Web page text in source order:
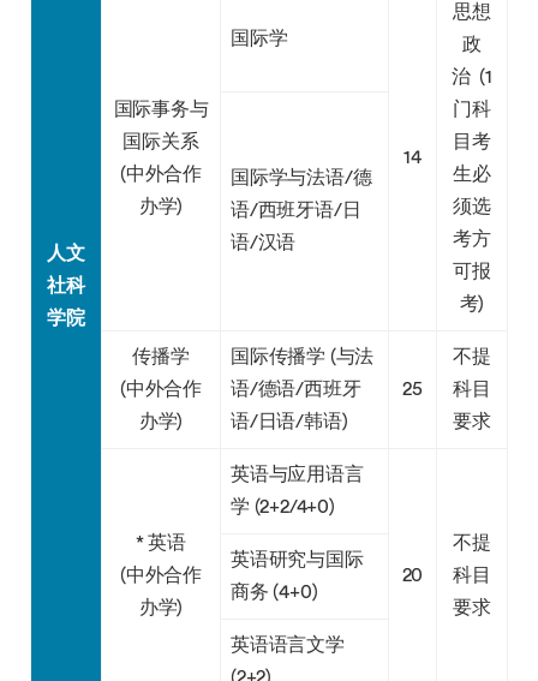
人文
社科
学院
国际事务与
国际关系
(中外合作
办学)
国际学
14
思想
政
治 (1
门科
目考
生必
须选
考方
可报
考)
国际学与法语/德
语/西班牙语/日
语/汉语
传播学
(中外合作
办学)
国际传播学 (与法
语/德语/西班牙
语/日语/韩语)
25
不提
科目
要求
* 英语
(中外合作
办学)
英语与应用语言
学 (2+2/4+0)
20
不提
科目
要求
英语研究与国际
商务 (4+0)
英语语言文学
(2+2)